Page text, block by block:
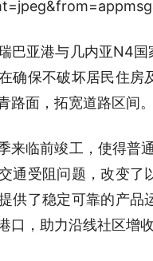
巴亚港与几内亚N4
确保不破坏居民住房
路面，拓宽道路区间。
来临前竣工，使得普
通受阻问题，改变了
供了稳定可靠的产品
口，助力沿线社区增